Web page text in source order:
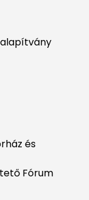
és
Fórum